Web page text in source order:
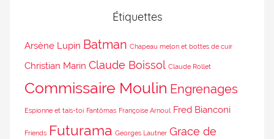
Étiquettes
Arsène Lupin Batman Chapeau melon et bottes de cuir
Christian Marin Claude Boissol Claude Rollet
Commissaire Moulin Engrenages
Espionne et tais-toi Fantômas Françoise Arnoul Fred Bianconi
Friends Futurama Georges Lautner Grace de